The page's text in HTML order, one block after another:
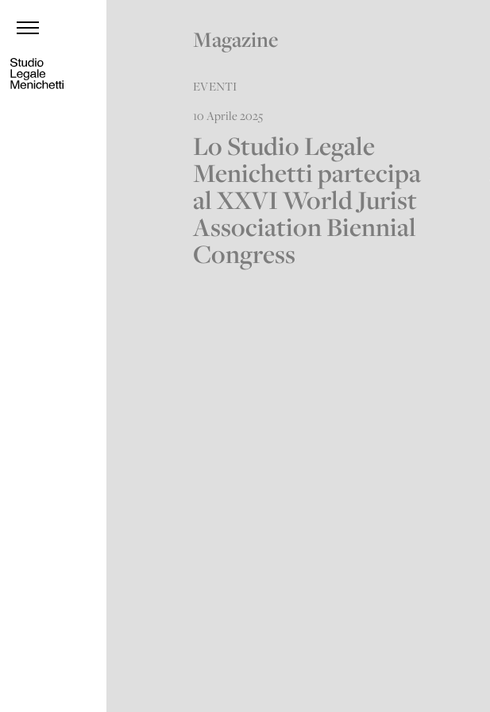
Magazine
EVENTI
10 Aprile 2025
Lo Studio Legale
Menichetti partecipa
al XXVI World Jurist
Association Biennial
Congress